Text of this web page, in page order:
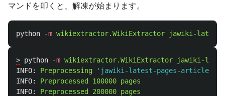
マンドを叩くと、解凍が始まります。
python -m wikiextractor.WikiExtractor jawiki-latest-
> python -m wikiextractor.WikiExtractor
jawiki-
INFO:
Preprocessing
'jawiki-latest-pages-
INFO:
Preprocessed 100000 pages
INFO:
Preprocessed 200000 pages